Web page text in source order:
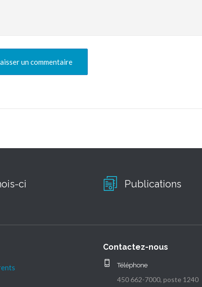
ci Publications
Contactez-nous
Téléphone
450 662-7000, poste 1240